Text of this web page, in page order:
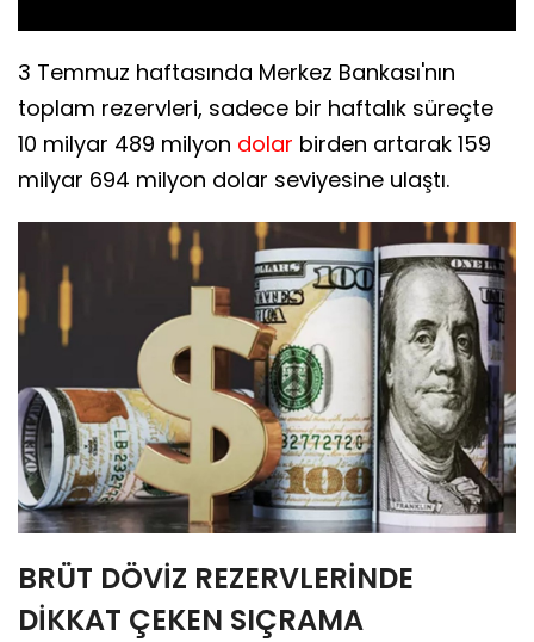
3 Temmuz haftasında Merkez Bankası'nın
toplam rezervleri, sadece bir haftalık süreçte
10 milyar 489 milyon dolar birden artarak 159
milyar 694 milyon dolar seviyesine ulaştı.
BRÜT DÖVİZ REZERVLERİNDE
DİKKAT ÇEKEN SIÇRAMA